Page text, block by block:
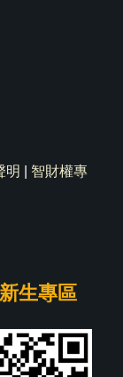
明
智財權專
生專區